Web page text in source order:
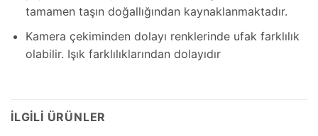
tamamen taşın doğallığından kaynaklanmaktadır.
Kamera çekiminden dolayı renklerinde ufak farklılık
olabilir. Işık farklılıklarından dolayıdır
İLGILI ÜRÜNLER